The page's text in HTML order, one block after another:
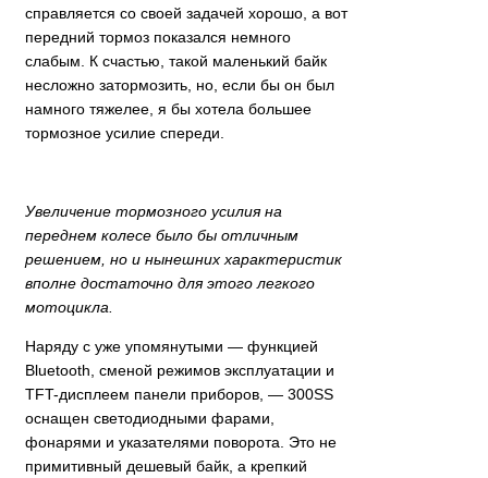
справляется со своей задачей хорошо, а вот
передний тормоз показался немного
слабым. К счастью, такой маленький байк
несложно затормозить, но, если бы он был
намного тяжелее, я бы хотела большее
тормозное усилие спереди.
Увеличение тормозного усилия на
переднем колесе было бы отличным
решением, но и нынешних характеристик
вполне достаточно для этого легкого
мотоцикла
Наряду с уже упомянутыми — функцией
Bluetooth, сменой режимов эксплуатации и
TFT-дисплеем панели приборов, — 300SS
оснащен светодиодными фарами,
фонарями и указателями поворота. Это не
примитивный дешевый байк, а крепкий